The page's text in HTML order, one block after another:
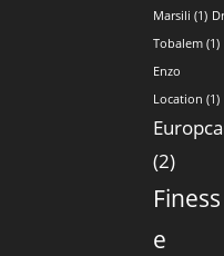
Marsili (1)
Tobalem (1)
Enzo
Location (1)
(2)
Finess
e